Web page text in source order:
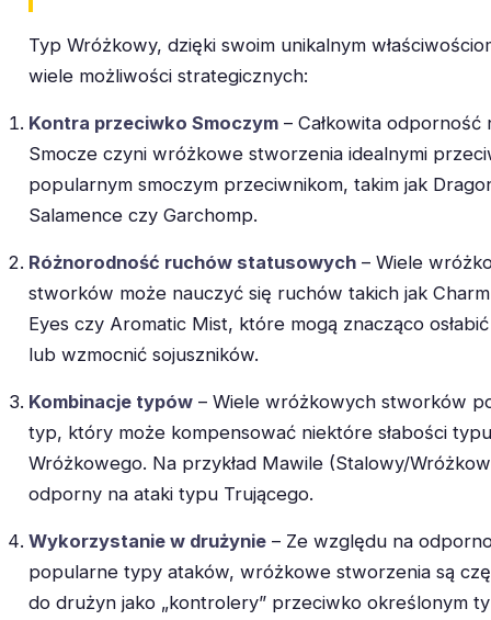
Typ Wróżkowy, dzięki swoim unikalnym
wiele możliwości strategicznych:
Kontra przeciwko Smoczym – Całkowita odporność
Smocze czyni wróżkowe stworzenia idealnymi
popularnym smoczym przeciwnikom, takim jak
Salamence czy Garchomp.
Różnorodność ruchów statusowych – Wiele
stworków może nauczyć się ruchów takich jak
Eyes czy Aromatic Mist, które mogą znacząco
lub wzmocnić sojuszników.
Kombinacje typów – Wiele wróżkowych stworków
typ, który może kompensować niektóre słabości typu
Wróżkowego. Na przykład Mawile (Stalowy/
odporny na ataki typu Trującego.
Wykorzystanie w drużynie – Ze względu na
popularne typy ataków, wróżkowe stworzenia są
do drużyn jako „kontrolery” przeciwko określonym